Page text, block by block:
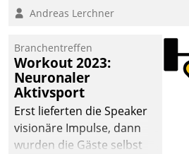
Andreas Lerchner
Branchentreffen
Workout 2023:
Neuronaler
Aktivsport
Erst lieferten die Speaker
visionäre Impulse, dann
wurden die Gäste selbst